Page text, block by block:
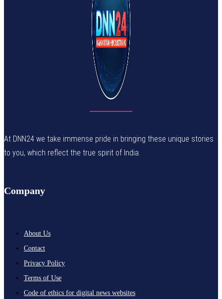
At DNN24 we take immense pride in bringing these unique stories
to you, which reflect the true spirit of India.
Company
About Us
Contact
Privacy Policy
Terms of Use
Code of ethics for digital news websites